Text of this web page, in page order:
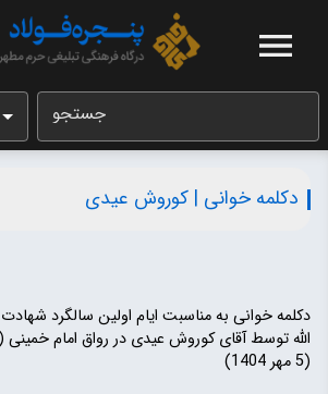
جستجو
دکلمه خوانی | کوروش عیدی
دکلمه خوانی به مناسبت ایام اولین سالگرد
الله توسط آقای کوروش عیدی در رواق امام
(5 مهر 1404)